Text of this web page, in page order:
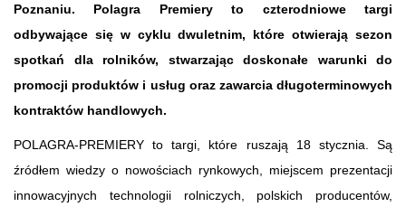
Poznaniu. Polagra Premiery to czterodniowe targi
odbywające się w cyklu dwuletnim, które otwierają sezon
spotkań dla rolników, stwarzając doskonałe warunki do
promocji produktów i usług oraz zawarcia długoterminowych
kontraktów handlowych.
POLAGRA-PREMIERY to targi, które ruszają 18 stycznia. Są
źródłem wiedzy o nowościach rynkowych, miejscem prezentacji
innowacyjnych technologii rolniczych, polskich producentów,